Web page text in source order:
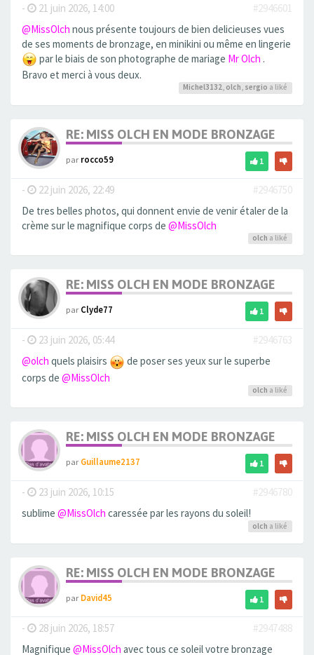
- 21 juin 2026, 14:00
#2946601
@MissOlch nous présente toujours de bien delicieuses vues
de ses moments de bronzage, en minikini ou même en lingerie
par le biais de son photographe de mariage Mr Olch .
Bravo et merci à vous deux.
Michel3132, olch, sergio a liké
RE: MISS OLCH EN MODE BRONZAGE
parrocco59 1
- 22 juin 2026, 22:49
#2946750
De tres belles photos, qui donnent envie de venir étaler de la
crème sur le magnifique corps de @MissOlch
olch a liké
RE: MISS OLCH EN MODE BRONZAGE
parClyde77 1
- 23 juin 2026, 05:44
#2946763
@olch quels plaisirs
de poser ses yeux sur le superbe
corps de @MissOlch
olch a liké
RE: MISS OLCH EN MODE BRONZAGE
parGuillaume2137 1
- 23 juin 2026, 10:15
#2946780
sublime @MissOlch caressée par les rayons du soleil!
olch a liké
RE: MISS OLCH EN MODE BRONZAGE
parDavid45 1
- 28 juin 2026, 18:57
#2947488
Magnifique @MissOlch avec tous ce soleil votre bronzage